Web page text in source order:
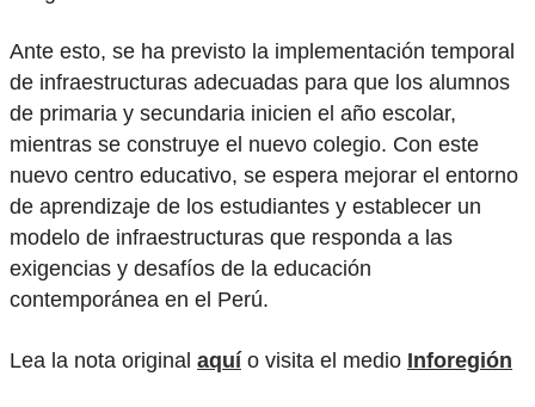
Ante esto, se ha previsto la implementación temporal
de infraestructuras adecuadas para que los alumnos
de primaria y secundaria inicien el año escolar,
mientras se construye el nuevo colegio. Con este
nuevo centro educativo, se espera mejorar el entorno
de aprendizaje de los estudiantes y establecer un
modelo de infraestructuras que responda a las
exigencias y desafíos de la educación
contemporánea en el Perú.
Lea la nota original aquí o visita el medio Inforegión